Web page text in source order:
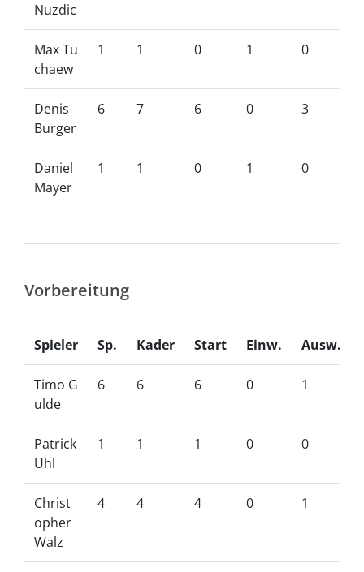
Nuzdic
Max Tu
chaew
1 1 0 1 0
Denis
Burger
6 7 6 0 3
Daniel
Mayer
1 1 0 1 0
Vorbereitung
Spieler Sp. Kader Start Einw. Ausw.
Timo G
ulde
6 6 6 0 1
Patrick
Uhl
1 1 1 0 0
Christ
opher
Walz
4 4 4 0 1